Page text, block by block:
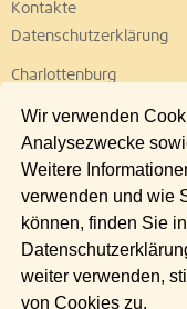
Wir verwenden
Analysezwecke
Weitere
verwenden und wie
können, finden Sie
weiter verwenden,
von Cookies zu.
Kontakte
Datenschutzerklärung
Charlottenburg
Lichtenberg
Pankow
Reinickendorf
Spandau
Tempelhof